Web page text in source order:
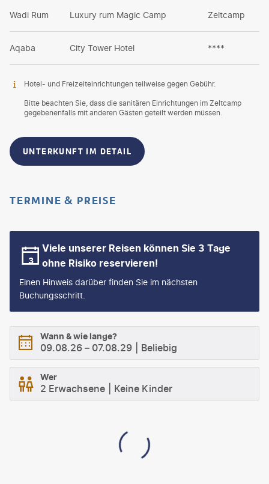
Wadi Rum Luxury rum Magic Camp Zeltcamp
Aqaba City Tower Hotel ****
Hotel- und Freizeiteinrichtungen teilweise gegen Gebühr.
Bitte beachten Sie, dass die sanitären Einrichtungen im Zeltcamp
gegebenenfalls mit anderen Gästen geteilt werden müssen.
UNTERKUNFT IM DETAIL
TERMINE & PREISE
Viele unserer Reisen können Sie 3 Tage
ohne Risiko reservieren!
Einen Hinweis darüber finden Sie im nächsten
Buchungsschritt.
Wann & wie lange?
09.08.26 – 07.08.29 Beliebig
Wer
2 Erwachsene Keine Kinder